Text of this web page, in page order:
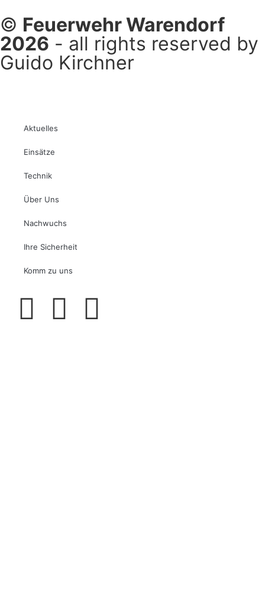
© Feuerwehr Warendorf
2026 - all rights reserved by
Guido Kirchner
Aktuelles
Einsätze
Technik
Über Uns
Nachwuchs
Ihre Sicherheit
Komm zu uns